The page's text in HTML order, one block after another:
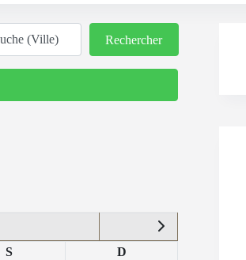
RechercherRechercher
S D